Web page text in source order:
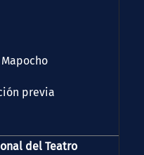
previa
del Teatro